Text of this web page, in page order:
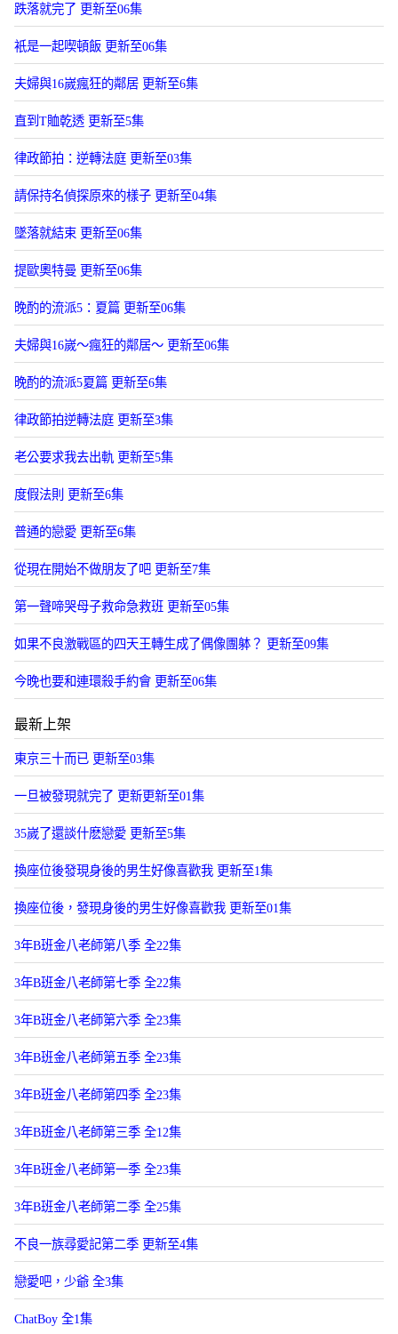
跌落就完了 更新至06集
衹是一起喫頓飯 更新至06集
夫婦與16嵗瘋狂的鄰居 更新至6集
直到T賉乾透 更新至5集
律政節拍：逆轉法庭 更新至03集
請保持名偵探原來的樣子 更新至04集
墜落就結束 更新至06集
提歐奧特曼 更新至06集
晚酌的流派5：夏篇 更新至06集
夫婦與16嵗～瘋狂的鄰居～ 更新至06集
晚酌的流派5夏篇 更新至6集
律政節拍逆轉法庭 更新至3集
老公要求我去出軌 更新至5集
度假法則 更新至6集
普通的戀愛 更新至6集
從現在開始不做朋友了吧 更新至7集
第一聲啼哭母子救命急救班 更新至05集
如果不良激戰區的四天王轉生成了偶像團躰？ 更新至09集
今晚也要和連環殺手約會 更新至06集
最新上架
東京三十而已 更新至03集
一旦被發現就完了 更新更新至01集
35嵗了還談什麽戀愛 更新至5集
換座位後發現身後的男生好像喜歡我 更新至1集
換座位後，發現身後的男生好像喜歡我 更新至01集
3年B班金八老師第八季 全22集
3年B班金八老師第七季 全22集
3年B班金八老師第六季 全23集
3年B班金八老師第五季 全23集
3年B班金八老師第四季 全23集
3年B班金八老師第三季 全12集
3年B班金八老師第一季 全23集
3年B班金八老師第二季 全25集
不良一族尋愛記第二季 更新至4集
戀愛吧，少爺 全3集
ChatBoy 全1集